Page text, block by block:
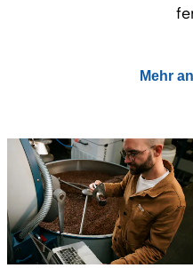
Mehr